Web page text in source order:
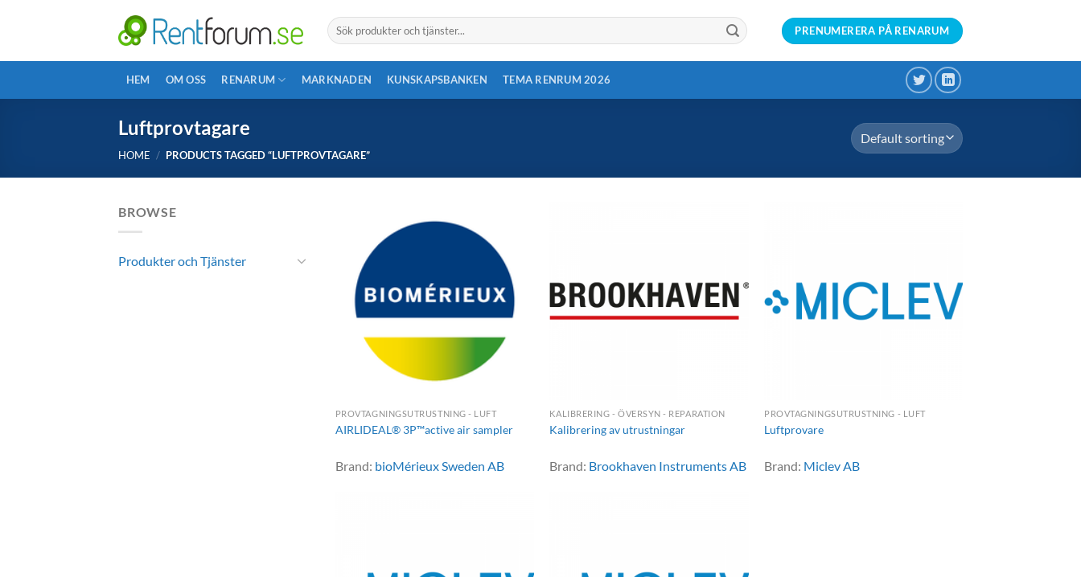
Search
for:
PRENUMERERA PÅ RENARUM
HEM OM OSS RENARUM MARKNADEN KUNSKAPSBANKEN TEMA RENRUM 2026
Luftprovtagare
HOME / PRODUCTS TAGGED “LUFTPROVTAGARE”
BROWSE
Produkter och Tjänster
PROVTAGNINGSUTRUSTNING - LUFT
AIRLIDEAL® 3P™active air sampler
Brand: bioMérieux Sweden AB
KALIBRERING - ÖVERSYN - REPARATION
Kalibrering av utrustningar
Brand: Brookhaven Instruments AB
PROVTAGNINGSUTRUSTNING - LUFT
Luftprovare
Brand: Miclev AB